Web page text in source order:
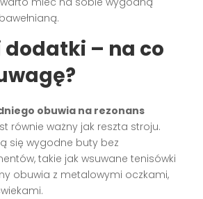
dodatki – na co
obuwia na rezonans
równie ważny jak reszta stroju.
się wygodne buty bez
takie jak wsuwane tenisówki
obuwia z metalowymi oczkami,